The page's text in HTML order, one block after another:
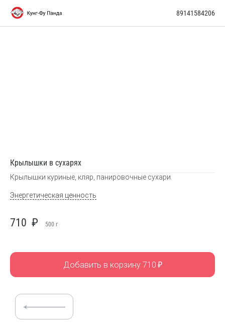
89141584206
Крылышки в сухарях
Крылышки куриные, кляр, панировочные сухари.
Энергетическая ценность
710 ₽ 500 г
Добавить в корзину 710 ₽